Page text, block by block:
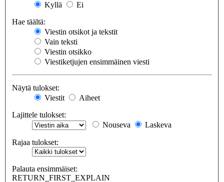
Kyllä
Ei
Hae täältä:
Viestin otsikot ja tekstit
Vain teksti
Viestin otsikko
Viestiketjujen ensimmäinen viesti
Näytä tulokset:
Viestit
Aiheet
Lajittele tulokset:
Nouseva
Laskeva
Rajaa tulokset:
Palauta ensimmäiset:
RETURN_FIRST_EXPLAIN